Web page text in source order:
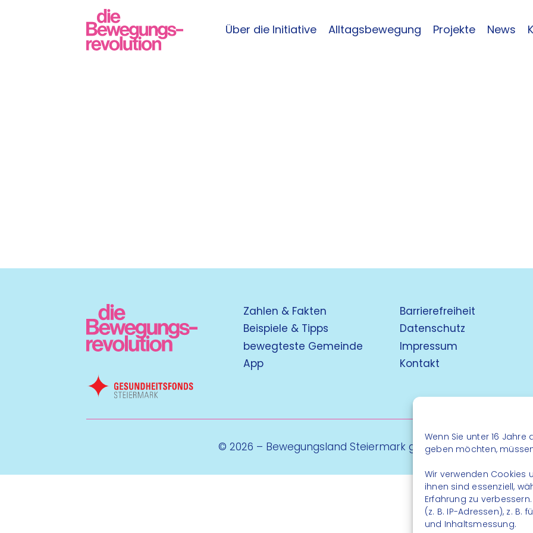
Wenn Sie unter 16
geben möchten,
Wir verwenden Cookies
ihnen sind essenziell,
Erfahrung zu
(z. B. IP-Adressen), z.
und Inhaltsmessung.
Über die Initiative Alltagsbewegung Projekte News
Zahlen & Fakten
Beispiele & Tipps
bewegteste Gemeinde
App
Barrierefreiheit
Datenschutz
Impressum
Kontakt
© 2026 – Bewegungsland Steiermark gGmbH - Alle Rechte